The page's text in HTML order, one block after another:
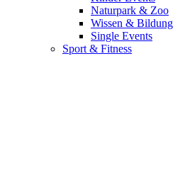
Naturpark & Zoo
Wissen & Bildung
Single Events
Sport & Fitness